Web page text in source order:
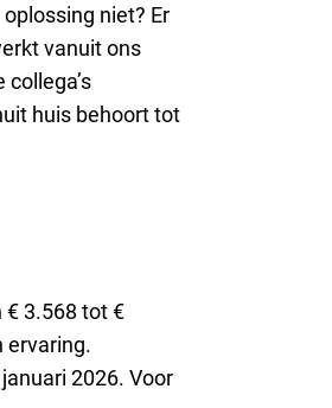
niet? Er
vanuit ons
huis behoort tot
€ 3.568 tot €
ervaring.
2026. Voor